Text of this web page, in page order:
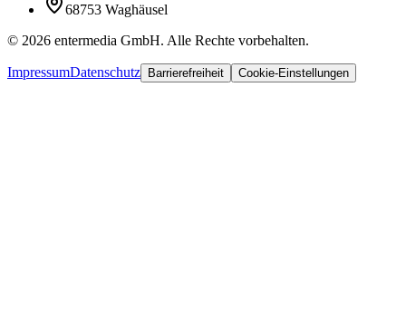
68753 Waghäusel
© 2026 entermedia GmbH. Alle Rechte vorbehalten.
ImpressumDatenschutz Barrierefreiheit Cookie-Einstellungen